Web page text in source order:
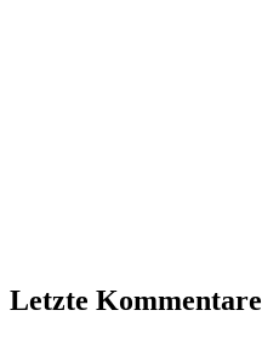
Letzte Kommentare